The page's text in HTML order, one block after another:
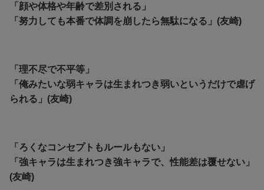
「顔や体格や年齢で差別される」
「努力しても本番で体調を崩したら無駄になる」(友崎)
「理不尽で不平等」
「俺みたいな弱キャラは生まれつき弱いというだけで虐げ
られる」(友崎)
「ろくなコンセプトもルールもない」
「強キャラは生まれつき強キャラで、性能差は覆せない」
(友崎)